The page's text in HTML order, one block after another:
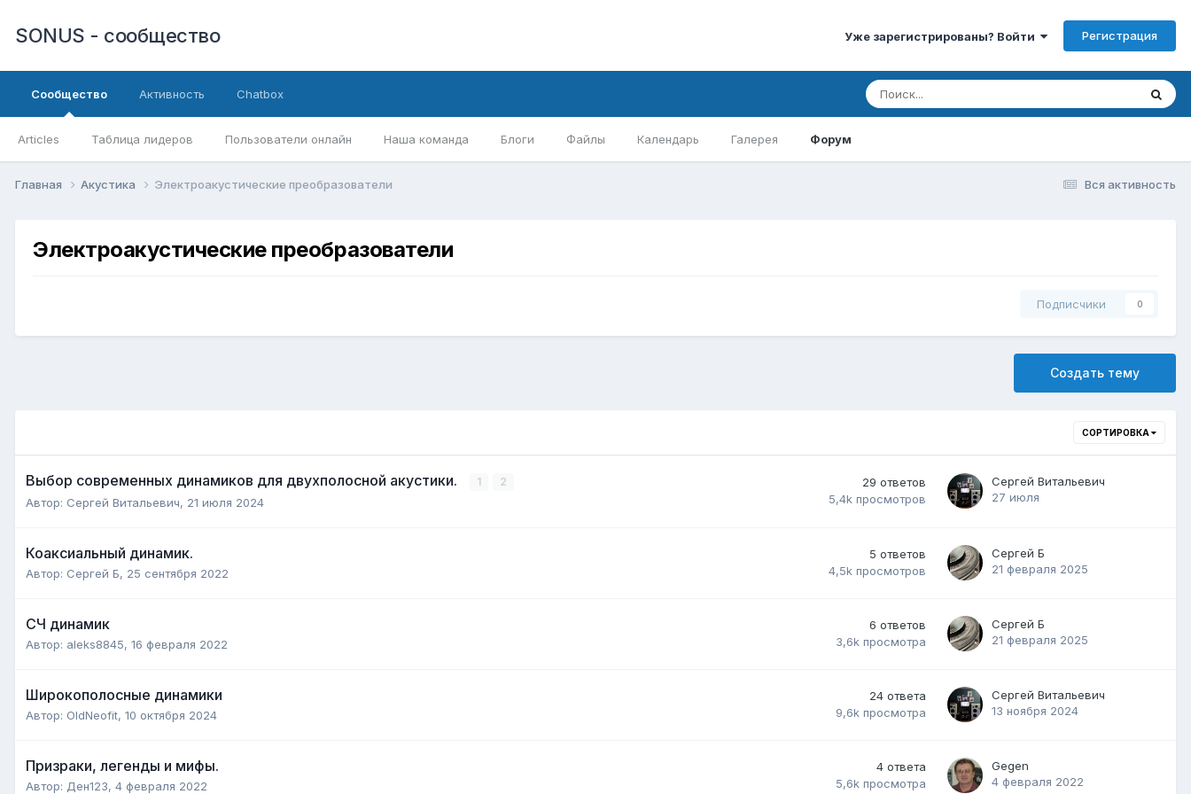
SONUS - сообщество Уже зарегистрированы? Войти Регистрация
Сообщество
Articles Таблица лидеров Пользователи онлайн Наша команда Блоги Файлы Календарь Галерея Форум
Активность Chatbox
Вся активность
Главная Акустика Электроакустические преобразователи
Электроакустические преобразователи
Подписчики 0
Создать тему
СОРТИРОВКА
Выбор современных динамиков для двухполосной акустики. 1 2
Автор: Сергей Витальевич, 21 июля 2024
29 ответов
5,4k просмотров
Сергей Витальевич
27 июля
Коаксиальный динамик.
Автор: Сергей Б, 25 сентября 2022
5 ответов
4,5k просмотров
Сергей Б
21 февраля 2025
СЧ динамик
Автор: aleks8845, 16 февраля 2022
6 ответов
3,6k просмотра
Сергей Б
21 февраля 2025
Широкополосные динамики
Автор: OldNeofit, 10 октября 2024
24 ответа
9,6k просмотра
Сергей Витальевич
13 ноября 2024
Призраки, легенды и мифы.
Автор: Ден123, 4 февраля 2022
4 ответа
5,6k просмотра
Gegen
4 февраля 2022